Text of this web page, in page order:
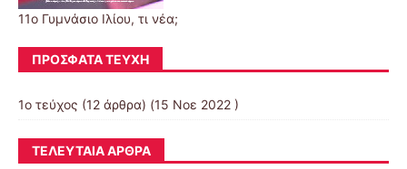
11o Γυμνάσιο Ιλίου, τι νέα;
ΠΡΌΣΦΑΤΑ ΤΕΎΧΗ
1ο τεύχος (12 άρθρα) (15 Νοε 2022 )
ΤΕΛΕΥΤΑΊΑ ΆΡΘΡΑ